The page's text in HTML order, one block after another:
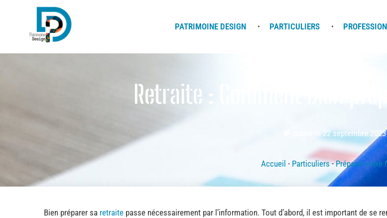
P
atrimoine Design
Gestion de Patrimoine Lyon
PATRIMOINE DESIGN PARTICULIERS
Retraite : Comment bien
publié le22 septembre 2023
Accueil - Particuliers-Préparer votre
Bien préparer sa retraite passe nécessairement par l’information. Tout d’abord, il est important de se